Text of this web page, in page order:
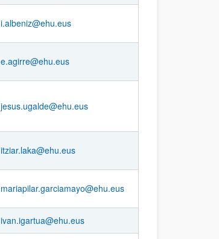
i.albeniz@ehu.eus
e.agirre@ehu.eus
jesus.ugalde@ehu.eus
itziar.laka@ehu.eus
mariapilar.garciamayo@ehu.eus
ivan.igartua@ehu.eus